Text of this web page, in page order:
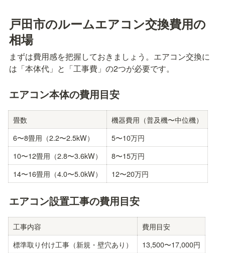
戸田市のルームエアコン交換費用の
相場
まずは費用感を把握しておきましょう。エアコン交換に
は「本体代」と「工事費」の2つが必要です。
エアコン本体の費用目安
畳数
機器費用（普及機〜中位機）
6〜8畳用（2.2〜2.5kW）
5〜10万円
10〜12畳用（2.8〜3.6kW）
8〜15万円
14〜16畳用（4.0〜5.0kW）
12〜20万円
エアコン設置工事の費用目安
工事内容
費用目安
標準取り付け工事（新規・壁穴あり）
13,500〜17,000円